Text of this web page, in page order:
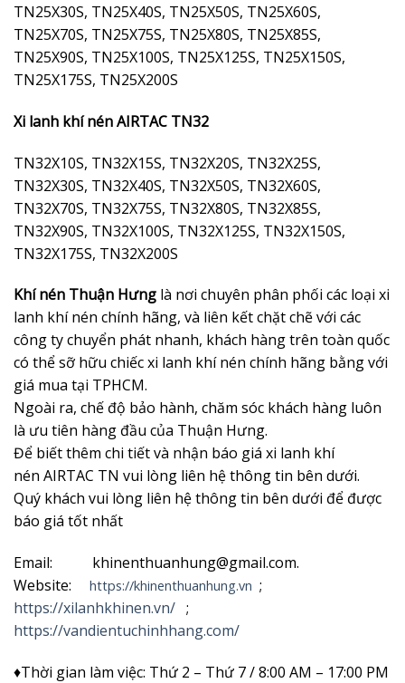
TN25X30S, TN25X40S, TN25X50S, TN25X60S,
TN25X70S, TN25X75S, TN25X80S, TN25X85S,
TN25X90S, TN25X100S, TN25X125S, TN25X150S,
TN25X175S, TN25X200S
Xi lanh khí nén AIRTAC TN32
TN32X10S, TN32X15S, TN32X20S, TN32X25S,
TN32X30S, TN32X40S, TN32X50S, TN32X60S,
TN32X70S, TN32X75S, TN32X80S, TN32X85S,
TN32X90S, TN32X100S, TN32X125S, TN32X150S,
TN32X175S, TN32X200S
Khí nén Thuận Hưng là nơi chuyên phân phối các loại xi
lanh khí nén chính hãng, và liên kết chặt chẽ với các
công ty chuyển phát nhanh, khách hàng trên toàn quốc
có thể sỡ hữu chiếc xi lanh khí nén chính hãng bằng với
giá mua tại TPHCM.
Ngoài ra, chế độ bảo hành, chăm sóc khách hàng luôn
là ưu tiên hàng đầu của Thuận Hưng.
Để biết thêm chi tiết và nhận báo giá xi lanh khí
nén AIRTAC TN vui lòng liên hệ thông tin bên dưới.
Quý khách vui lòng liên hệ thông tin bên dưới để được
báo giá tốt nhất
Email: khinenthuanhung@gmail.com.
Website: https://khinenthuanhung.vn ;
https://xilanhkhinen.vn/ ;
https://vandientuchinhhang.com/
♦Thời gian làm việc: Thứ 2 – Thứ 7 / 8:00 AM – 17:00 PM